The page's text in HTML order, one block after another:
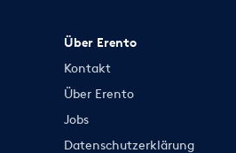
Über Erento
Kontakt
Über Erento
Jobs
Datenschutzerklärung